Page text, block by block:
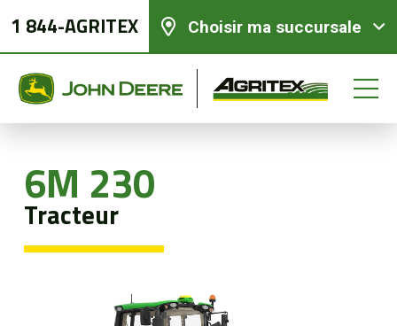
1 844-AGRITEX Choisir ma succursale
6M 230
Tracteur
Équipements neufs
Équipements usagés
Pièces et services